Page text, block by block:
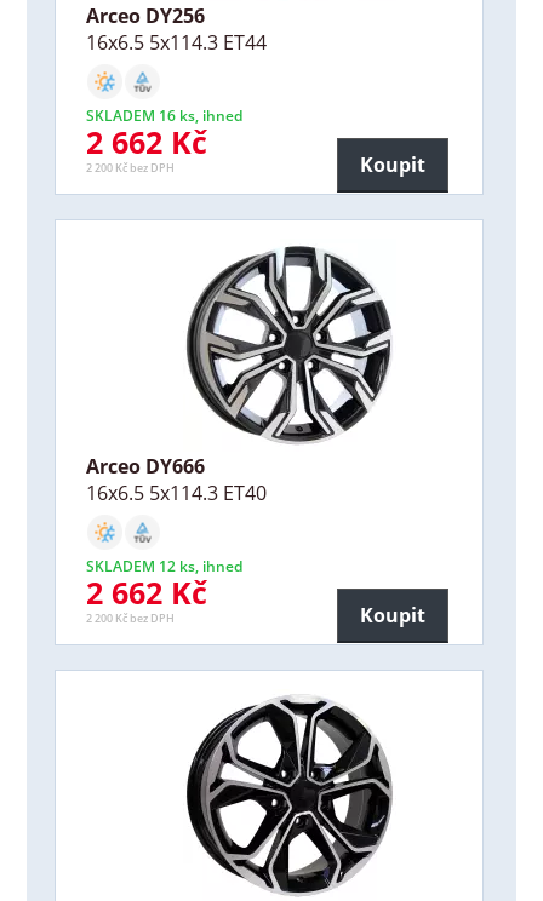
Arceo DY256
16x6.5 5x114.3 ET44
SKLADEM 16 ks, ihned
2 662 Kč
2 200 Kč bez DPH Koupit
Arceo DY666
16x6.5 5x114.3 ET40
SKLADEM 12 ks, ihned
2 662 Kč
2 200 Kč bez DPH Koupit